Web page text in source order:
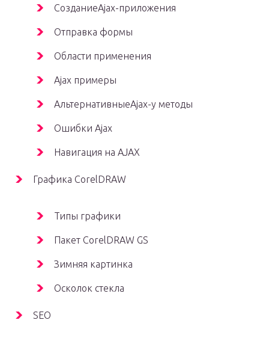
СозданиеAjax-приложения
Отправка формы
Области применения
Ajax примеры
АльтернативныеAjax-у методы
Ошибки Ajax
Навигация на AJAX
Графика CorelDRAW
Типы графики
Пакет CorelDRAW GS
Зимняя картинка
Осколок стекла
SEO